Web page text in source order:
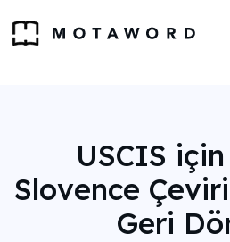
USCIS için
Slovence
Geri